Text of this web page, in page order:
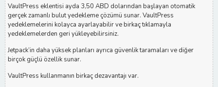
VaultPress eklentisi ayda 3,50 ABD dolarından başlayan otomatik
gerçek zamanlı bulut yedekleme çözümü sunar. VaultPress
yedeklemelerini kolayca ayarlayabilir ve birkaç tıklamayla
yedeklemelerden geri yükleyebilirsiniz.
Jetpack’in daha yüksek planları ayrıca güvenlik taramaları ve diğer
birçok güçlü özellik sunar.
VaultPress kullanmanın birkaç dezavantajı var.